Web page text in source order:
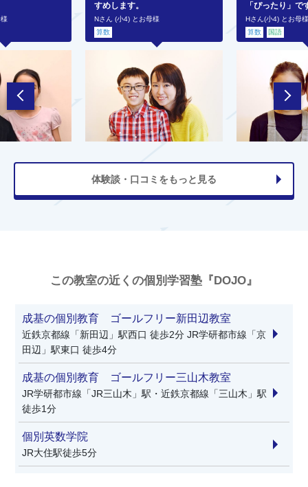
すめします。
Nさん (小4) とお母様
算数
「ぴったり」で
Hさん(小4) とお母
算数
国語
体験談・口コミをもっと見る
この教室の近くの個別学習塾『DOJO』
成基の個別教育 ゴールフリー新田辺教室
近鉄京都線「新田辺」駅西口 徒歩2分 JR学研都市線「京
田辺」駅東口 徒歩4分
成基の個別教育 ゴールフリー三山木教室
JR学研都市線「JR三山木」駅・近鉄京都線「三山木」駅
徒歩1分
個別英数学院
JR大住駅徒歩5分